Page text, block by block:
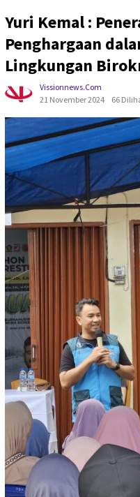
Yuri Kemal :
Penghargaan
Lingkungan
Vissionnews.com
21 November 2024
66